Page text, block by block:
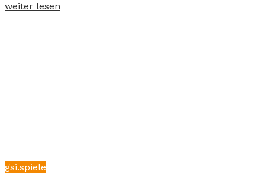
weiter lesen
gsi.spiele